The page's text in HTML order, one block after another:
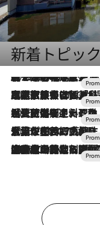
新着トピッ
2026.8.7
【トンボの足水浴】ヒノキの香りに包まれて涼感マックス！約13℃の湧水かけ流しを避暑地「星野温泉 トンボの湯」で体験
2026.7.31
【ホテル帰省】という選択肢をOMOが提案。家族とほどよい距離を保つには「昼は実家、夜は気兼ねなくホテルで！」
2026.7.24
【夏限定ディナーコース】旬を迎える稚鮎や花ズッキーニなどをイタリア・トスカーナの郷土料理の手法で満喫！
2026.7.17
「土佐和ハーブかき氷」がOMO7高知に登場！生姜、山椒、大葉など目にも舌にも涼を呼ぶ郷土の味
2026.7.10
NEW OPEN！【界 草津】名湯の地に誕生。趣の異なる2種の温泉と上州ならではの会席・蕎麦割烹など美食を味わう究極の癒やし旅